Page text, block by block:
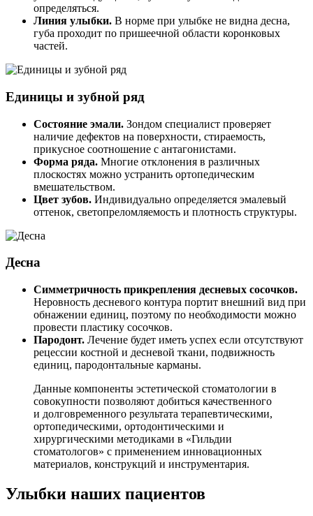
определяться.
Линия улыбки. В норме при улыбке не видна десна,
губа проходит по пришеечной области коронковых
частей.
Единицы и зубной ряд
Состояние эмали. Зондом специалист проверяет
наличие дефектов на поверхности, стираемость,
прикусное соотношение с антагонистами.
Форма ряда. Многие отклонения в различных
плоскостях можно устранить ортопедическим
вмешательством.
Цвет зубов. Индивидуально определяется эмалевый
оттенок, светопреломляемость и плотность структуры.
Десна
Симметричность прикрепления десневых сосочков.
Неровность десневого контура портит внешний вид при
обнажении единиц, поэтому по необходимости можно
провести пластику сосочков.
Пародонт. Лечение будет иметь успех если отсутствуют
рецессии костной и десневой ткани, подвижность
единиц, пародонтальные карманы.
Данные компоненты эстетической стоматологии в
совокупности позволяют добиться качественного
и долговременного результата терапевтическими,
ортопедическими, ортодонтическими и
хирургическими методиками в «Гильдии
стоматологов» с применением инновационных
материалов, конструкций и инструментария.
Улыбки наших пациентов